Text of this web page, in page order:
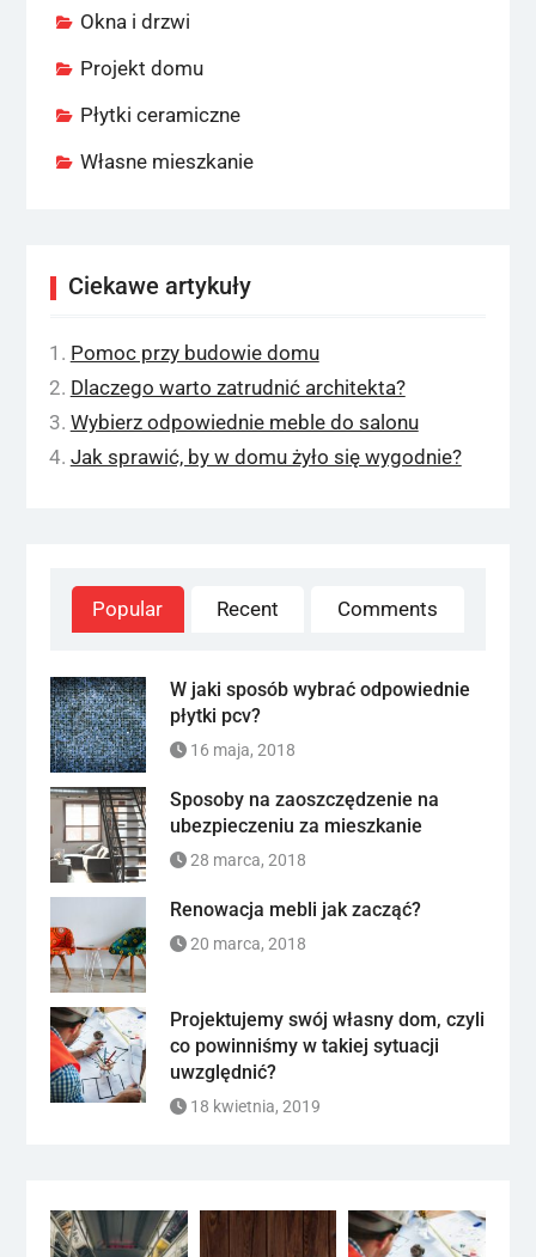
Okna i drzwi
Projekt domu
Płytki ceramiczne
Własne mieszkanie
Ciekawe artykuły
Pomoc przy budowie domu
Dlaczego warto zatrudnić architekta?
Wybierz odpowiednie meble do salonu
Jak sprawić, by w domu żyło się wygodnie?
Popular Recent Comments
W jaki sposób wybrać odpowiednie
płytki pcv?
16 maja, 2018
Sposoby na zaoszczędzenie na
ubezpieczeniu za mieszkanie
28 marca, 2018
Renowacja mebli jak zacząć?
20 marca, 2018
Projektujemy swój własny dom, czyli
co powinniśmy w takiej sytuacji
uwzględnić?
18 kwietnia, 2019